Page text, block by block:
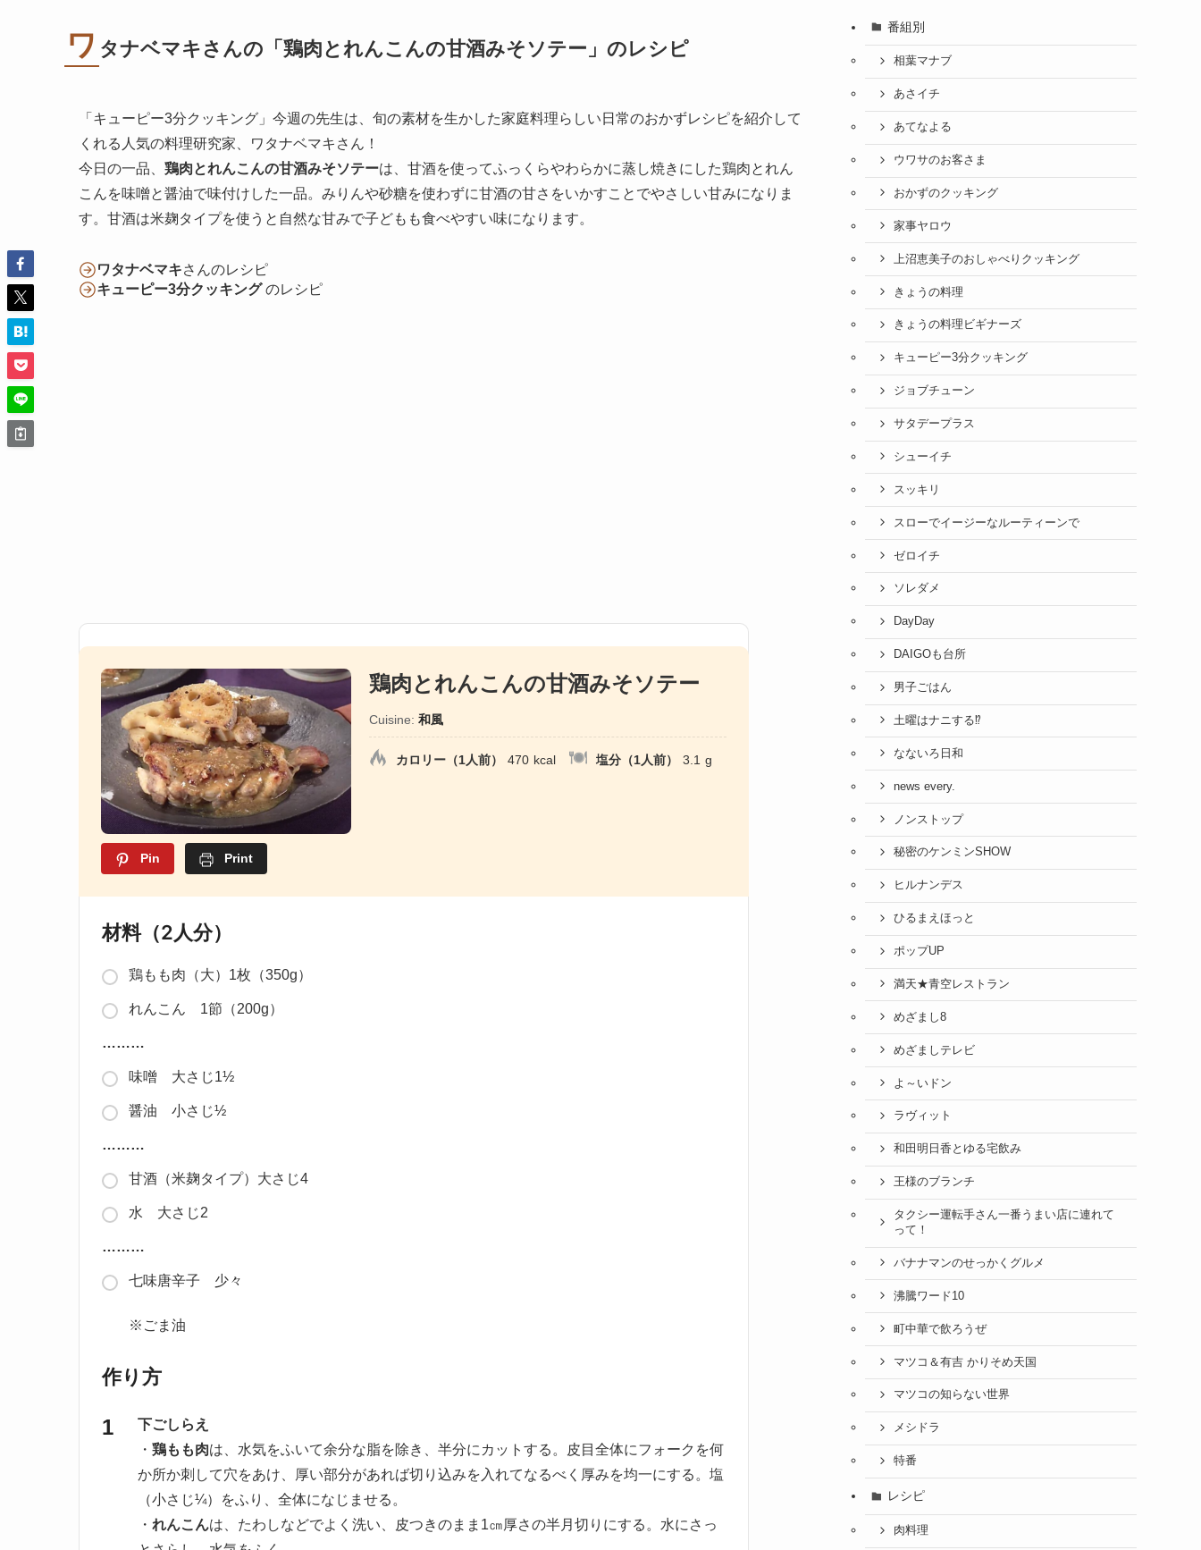
ワ タナベマキさんの「 鶏肉とれんこんの甘酒みそソテー 」のレシピ
「キューピー3分クッキング」今週の先生は、旬の素材を生かした家庭料理らしい日常のおかずレシピを紹介して
くれる人気の料理研究家、ワタナベマキさん！
今日の一品、 鶏肉とれんこんの甘酒みそソテーは、甘酒を使ってふっくらやわらかに蒸し焼きにした鶏肉とれん
こんを味噌と醤油で味付けした一品。みりんや砂糖を使わずに甘酒の甘さをいかすことでやさしい甘みになりま
す。甘酒は米麹タイプを使うと自然な甘みで子どもも食べやすい味になります。
ワタナベマキさんのレシピ
キューピー3分クッキングのレシピ
Pin Print
鶏肉とれんこんの甘酒みそソテー
Cuisine: 和風
カロリー（1人前） 470 kcal 塩分（1人前） 3.1 g
材料（2人分）
鶏もも肉（大）1枚（350g）
れんこん 1節（200g）
………
味噌 大さじ1½
醤油 小さじ½
………
甘酒（米麹タイプ）大さじ4
水 大さじ2
………
七味唐辛子 少々
※ごま油
作り方
下ごしらえ
・ 鶏もも肉は、水気をふいて余分な脂を除き、半分にカットする。皮目全体にフォークを何
か所か刺して穴をあけ、厚い部分があれば切り込みを入れてなるべく厚みを均一にする。塩
（小さじ¼）をふり、全体になじませる。
・ れんこんは、たわしなどでよく洗い、皮つきのまま1㎝厚さの半月切りにする。水にさっ
番組別
相葉マナブ
あさイチ
あてなよる
ウワサのお客さま
おかずのクッキング
家事ヤロウ
上沼恵美子のおしゃべりクッキング
きょうの料理
きょうの料理ビギナーズ
キューピー3分クッキング
ジョブチューン
サタデープラス
シューイチ
スッキリ
スローでイージーなルーティーンで
ゼロイチ
ソレダメ
DayDay
DAIGOも台所
男子ごはん
土曜はナニする⁉
なないろ日和
news every.
ノンストップ
秘密のケンミンSHOW
ヒルナンデス
ひるまえほっと
ポップUP
満天★青空レストラン
めざまし8
めざましテレビ
よ～いドン
ラヴィット
和田明日香とゆる宅飲み
王様のブランチ
タクシー運転手さん一番うまい店に連れて
って！
バナナマンのせっかくグルメ
沸騰ワード10
町中華で飲ろうぜ
マツコ＆有吉 かりそめ天国
マツコの知らない世界
メシドラ
特番
レシピ
肉料理